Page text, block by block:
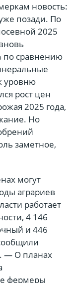
новость:
позади. По
2025
по сравнению
уровню
рост цен
2025 года,
Но
заметное,
могут
аграриев
работает
4 146
и 446
— О планах
фермеры